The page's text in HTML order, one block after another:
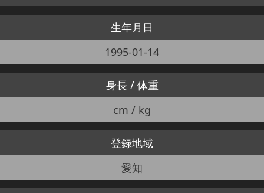
生年月日
1995-01-14
身長 / 体重
cm / kg
登録地域
愛知